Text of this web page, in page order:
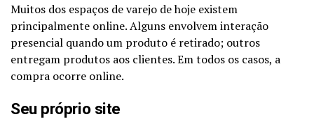
Muitos dos espaços de varejo de hoje existem
principalmente online. Alguns envolvem interação
presencial quando um produto é retirado; outros
entregam produtos aos clientes. Em todos os casos, a
compra ocorre online.
Seu próprio site